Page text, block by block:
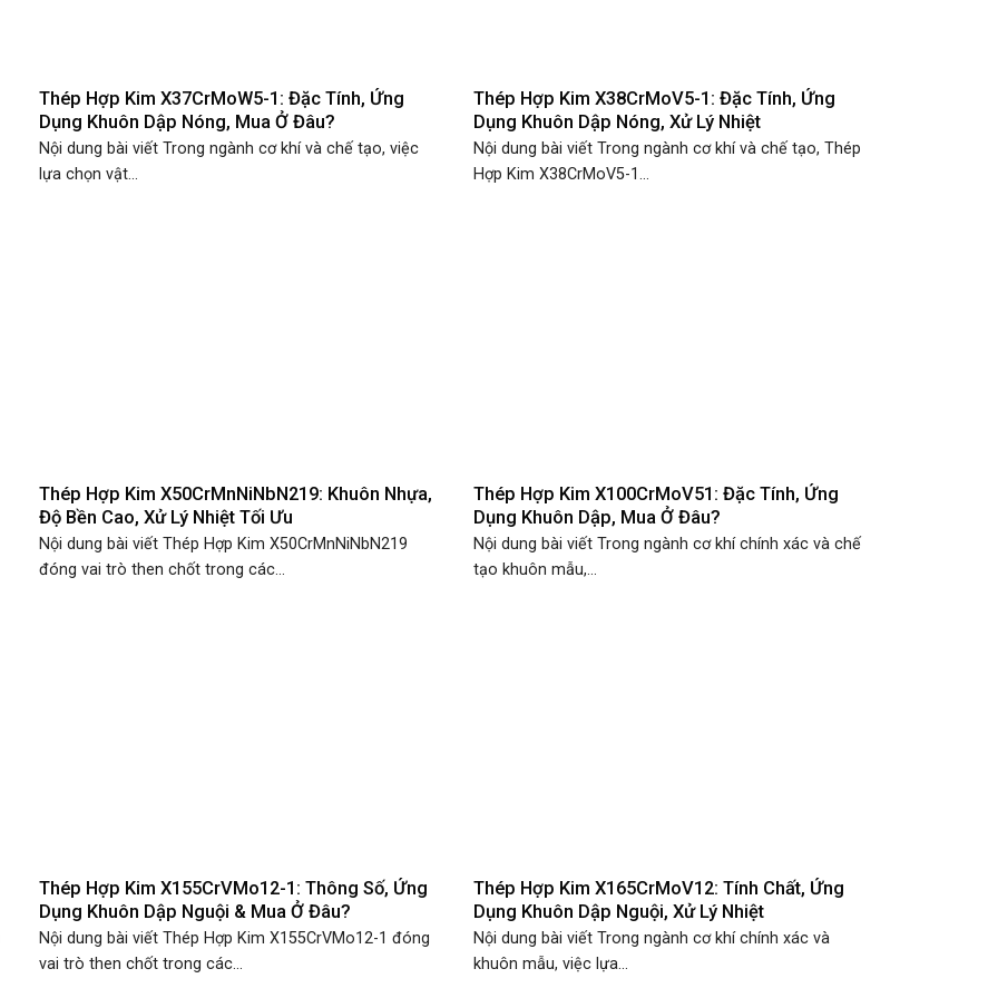
Thép Hợp Kim X37CrMoW5-1: Đặc Tính, Ứng
Dụng Khuôn Dập Nóng, Mua Ở Đâu?
Nội dung bài viết Trong ngành cơ khí và chế tạo, việc
lựa chọn vật...
Thép Hợp Kim X38CrMoV5-1: Đặc Tính, Ứng
Dụng Khuôn Dập Nóng, Xử Lý Nhiệt
Nội dung bài viết Trong ngành cơ khí và chế tạo, Thép
Hợp Kim X38CrMoV5-1...
Thép Hợp Kim X50CrMnNiNbN219: Khuôn Nhựa,
Độ Bền Cao, Xử Lý Nhiệt Tối Ưu
Nội dung bài viết Thép Hợp Kim X50CrMnNiNbN219
đóng vai trò then chốt trong các...
Thép Hợp Kim X100CrMoV51: Đặc Tính, Ứng
Dụng Khuôn Dập, Mua Ở Đâu?
Nội dung bài viết Trong ngành cơ khí chính xác và chế
tạo khuôn mẫu,...
Thép Hợp Kim X155CrVMo12-1: Thông Số, Ứng
Dụng Khuôn Dập Nguội & Mua Ở Đâu?
Nội dung bài viết Thép Hợp Kim X155CrVMo12-1 đóng
vai trò then chốt trong các...
Thép Hợp Kim X165CrMoV12: Tính Chất, Ứng
Dụng Khuôn Dập Nguội, Xử Lý Nhiệt
Nội dung bài viết Trong ngành cơ khí chính xác và
khuôn mẫu, việc lựa...